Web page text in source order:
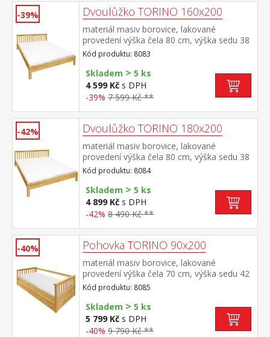
-39% Dvoulůžko TORINO 160x200
materiál masiv borovice, lakované
provedení výška čela 80 cm, výška sedu 38
cm, cena bez roštu a matrace minimální
doporučená výška matrace 15 cm
doporučený rozměr matrace 160 × 200 cm
nebo 2 kusy 80 × 200 cm a rošt R2
doporučená nosnost do 120 kg na každé
Kód produktu: 8083
Skladem > 5 ks
4 599 Kč s DPH
-39% 7 599 Kč **
-42% Dvoulůžko TORINO 180x200
materiál masiv borovice, lakované
provedení výška čela 80 cm, výška sedu 38
cm, cena bez roštu a matrace minimální
doporučená výška matrace 15
cm doporučený rozměr matrace 180 × 200
cm nebo 2 kusy 90 × 200 cm a rošt R4
nebo 2 kusy R1 doporučená nosnost do
Kód produktu: 8084
Skladem > 5 ks
4 899 Kč s DPH
-42% 8 490 Kč **
-40% Pohovka TORINO 90x200
materiál masiv borovice, lakované
provedení výška čela 70 cm, výška sedu 42
cm, cena bez roštu a matrace minimální
doporučená výška matrace 15
cm doporučený rozměr matrace 90 × 200
cm a rošt R1 k pohovce možno dokoupit
výsuvnou přistýlku TORINO 8086 nebo
Kód produktu: 8085
Skladem > 5 ks
5 799 Kč s DPH
-40% 9 790 Kč **